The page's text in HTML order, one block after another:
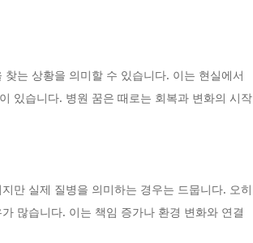
는 상황을 의미할 수 있습니다. 이는 현실에서
있습니다. 병원 꿈은 때로는 회복과 변화의 시작
만 실제 질병을 의미하는 경우는 드뭅니다. 오히
많습니다. 이는 책임 증가나 환경 변화와 연결